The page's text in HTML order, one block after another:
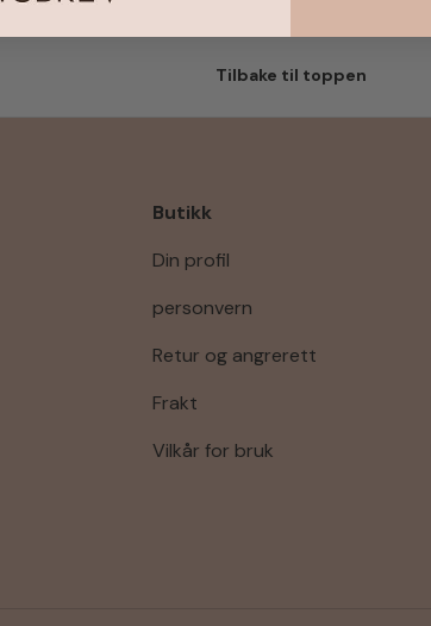
Tilbake til toppen
Butikk
Din profil
personvern
Retur og angrerett
Frakt
Vilkår for bruk